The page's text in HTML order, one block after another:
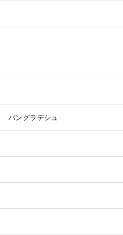
バングラデシュ